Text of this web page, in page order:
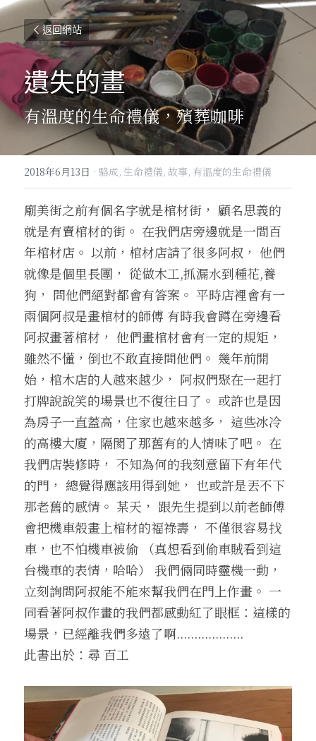
返回網站
遺失的畫
有溫度的生命禮儀，殯葬咖啡
2018年6月13日 · 駱成, 生命禮儀, 故事, 有溫度的生命禮儀
廟美街之前有個名字就是棺材街， 顧名思義的
就是有賣棺材的街。 在我們店旁邊就是一間百
年棺材店。 以前，棺材店請了很多阿叔， 他們
就像是個里長團， 從做木工,抓漏水到種花,養
狗， 問他們絕對都會有答案。 平時店裡會有一
兩個阿叔是畫棺材的師傅 有時我會蹲在旁邊看
阿叔畫著棺材， 他們畫棺材會有一定的規矩，
雖然不懂，倒也不敢直接問他們。 幾年前開
始，棺木店的人越來越少， 阿叔們聚在一起打
打牌說說笑的場景也不復往日了。 或許也是因
為房子一直蓋高，住家也越來越多， 這些冰冷
的高樓大廈，隔閡了那舊有的人情味了吧。 在
我們店裝修時， 不知為何的我刻意留下有年代
的門， 總覺得應該用得到她， 也或許是丟不下
那老舊的感情。 某天， 跟先生提到以前老師傅
會把機車殼畫上棺材的福祿壽， 不僅很容易找
車，也不怕機車被偷 （真想看到偷車賊看到這
台機車的表情，哈哈） 我們倆同時靈機一動，
立刻詢問阿叔能不能來幫我們在門上作畫。 一
同看著阿叔作畫的我們都感動紅了眼框：這樣的
場景，已經離我們多遠了啊...................
此書出於：尋 百工